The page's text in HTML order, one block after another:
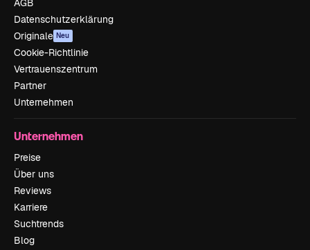
AGB
Datenschutzerklärung
Originale Neu
Cookie-Richtlinie
Vertrauenszentrum
Partner
Unternehmen
Unternehmen
Preise
Über uns
Reviews
Karriere
Suchtrends
Blog